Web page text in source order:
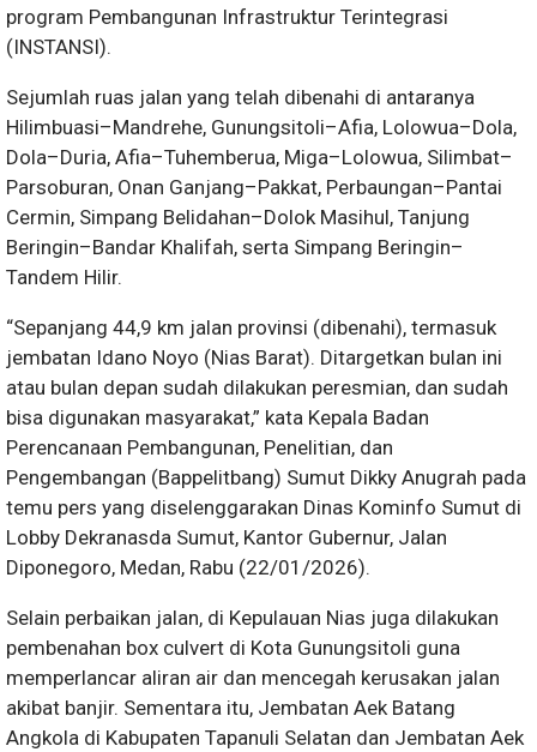
program Pembangunan Infrastruktur Terintegrasi
(INSTANSI).
Sejumlah ruas jalan yang telah dibenahi di antaranya
Hilimbuasi–Mandrehe, Gunungsitoli–Afia, Lolowua–Dola,
Dola–Duria, Afia–Tuhemberua, Miga–Lolowua, Silimbat–
Parsoburan, Onan Ganjang–Pakkat, Perbaungan–Pantai
Cermin, Simpang Belidahan–Dolok Masihul, Tanjung
Beringin–Bandar Khalifah, serta Simpang Beringin–
Tandem Hilir.
“Sepanjang 44,9 km jalan provinsi (dibenahi), termasuk
jembatan Idano Noyo (Nias Barat). Ditargetkan bulan ini
atau bulan depan sudah dilakukan peresmian, dan sudah
bisa digunakan masyarakat,” kata Kepala Badan
Perencanaan Pembangunan, Penelitian, dan
Pengembangan (Bappelitbang) Sumut Dikky Anugrah pada
temu pers yang diselenggarakan Dinas Kominfo Sumut di
Lobby Dekranasda Sumut, Kantor Gubernur, Jalan
Diponegoro, Medan, Rabu (22/01/2026).
Selain perbaikan jalan, di Kepulauan Nias juga dilakukan
pembenahan box culvert di Kota Gunungsitoli guna
memperlancar aliran air dan mencegah kerusakan jalan
akibat banjir. Sementara itu, Jembatan Aek Batang
Angkola di Kabupaten Tapanuli Selatan dan Jembatan Aek